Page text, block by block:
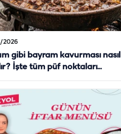
2026
gibi bayram kavurması nasıl
İşte tüm püf noktaları...